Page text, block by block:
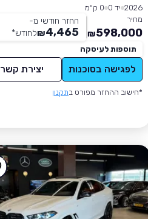
2026 יד 0
0 ק״מ
מחיר
598,000
₪
החזר חודשי מ-
4,465
₪לחודש*
תוספות לעיסקה
לפגישה בסוכנות יצירת קשר
*חישוב ההחזר מפורט בתקנון